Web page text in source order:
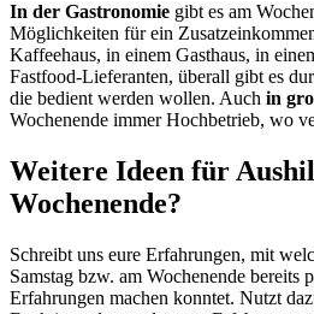
In der Gastronomie gibt es am
Möglichkeiten für ein
Kaffeehaus, in einem Gasthaus, in
Fastfood-Lieferanten, überall gibt es
die bedient werden wollen. Auch in
Wochenende immer Hochbetrieb, wo
Weitere Ideen für
Wochenende?
Schreibt uns eure Erfahrungen, mit
Samstag bzw. am Wochenende bereits
Erfahrungen machen konntet. Nutzt